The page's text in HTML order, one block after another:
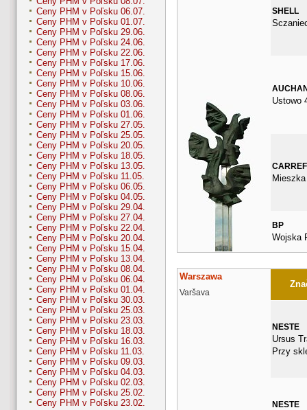
Ceny PHM v Poľsku 06.07.
Ceny PHM v Poľsku 01.07.
Ceny PHM v Poľsku 29.06.
Ceny PHM v Poľsku 24.06.
Ceny PHM v Poľsku 22.06.
Ceny PHM v Poľsku 17.06.
Ceny PHM v Poľsku 15.06.
Ceny PHM v Poľsku 10.06.
Ceny PHM v Poľsku 08.06.
Ceny PHM v Poľsku 03.06.
Ceny PHM v Poľsku 01.06.
Ceny PHM v Poľsku 27.05.
Ceny PHM v Poľsku 25.05.
Ceny PHM v Poľsku 20.05.
Ceny PHM v Poľsku 18.05.
Ceny PHM v Poľsku 13.05.
Ceny PHM v Poľsku 11.05.
Ceny PHM v Poľsku 06.05.
Ceny PHM v Poľsku 04.05.
Ceny PHM v Poľsku 29.04.
Ceny PHM v Poľsku 27.04.
Ceny PHM v Poľsku 22.04.
Ceny PHM v Poľsku 20.04.
Ceny PHM v Poľsku 15.04.
Ceny PHM v Poľsku 13.04.
Ceny PHM v Poľsku 08.04.
Ceny PHM v Poľsku 06.04.
Ceny PHM v Poľsku 01.04.
Ceny PHM v Poľsku 30.03.
Ceny PHM v Poľsku 25.03.
Ceny PHM v Poľsku 23.03.
Ceny PHM v Poľsku 18.03.
Ceny PHM v Poľsku 16.03.
Ceny PHM v Poľsku 11.03.
Ceny PHM v Poľsku 09.03.
Ceny PHM v Poľsku 04.03.
Ceny PHM v Poľsku 02.03.
Ceny PHM v Poľsku 25.02.
Ceny PHM v Poľsku 23.02.
SHELL
Ustowo
BP
Wojska
Warszawa
Varšava
NESTE
Ursus
Przy
NESTE